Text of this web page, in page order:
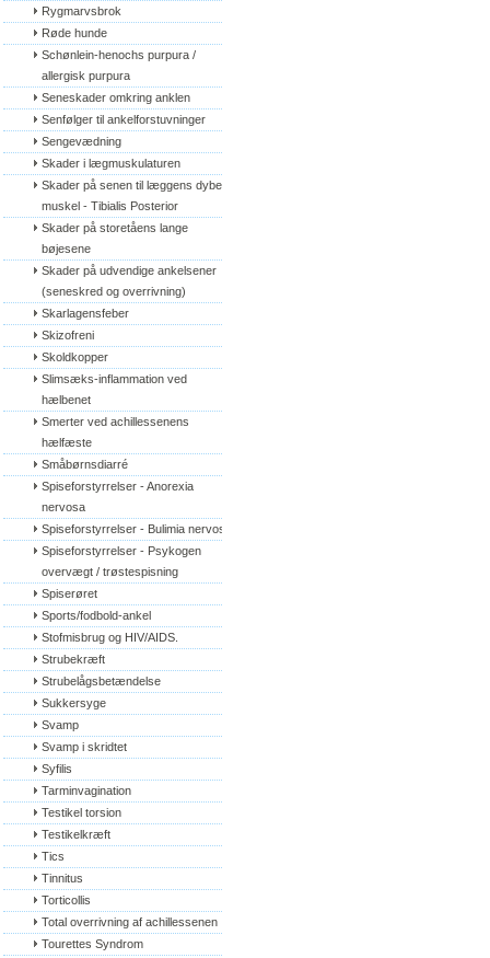
Rygmarvsbrok
Røde hunde
Schønlein-henochs purpura /
allergisk purpura
Seneskader omkring anklen
Senfølger til ankelforstuvninger
Sengevædning
Skader i lægmuskulaturen
Skader på senen til læggens dybe
muskel - Tibialis Posterior
Skader på storetåens lange
bøjesene
Skader på udvendige ankelsener
(seneskred og overrivning)
Skarlagensfeber
Skizofreni
Skoldkopper
Slimsæks-inflammation ved
hælbenet
Smerter ved achillessenens
hælfæste
Småbørnsdiarré
Spiseforstyrrelser - Anorexia
nervosa
Spiseforstyrrelser - Bulimia nervosa
Spiseforstyrrelser - Psykogen
overvægt / trøstespisning
Spiserøret
Sports/fodbold-ankel
Stofmisbrug og HIV/AIDS.
Strubekræft
Strubelågsbetændelse
Sukkersyge
Svamp
Svamp i skridtet
Syfilis
Tarminvagination
Testikel torsion
Testikelkræft
Tics
Tinnitus
Torticollis
Total overrivning af achillessenen
Tourettes Syndrom